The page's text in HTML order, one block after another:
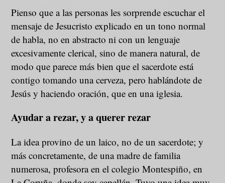
Pienso que a las personas les sorprende escuchar el
mensaje de Jesucristo explicado en un tono normal
de habla, no en abstracto ni con un lenguaje
excesivamente clerical, sino de manera natural, de
modo que parece más bien que el sacerdote está
contigo tomando una cerveza, pero hablándote de
Jesús y haciendo oración, que en una iglesia.
Ayudar a rezar, y a querer rezar
La idea provino de un laico, no de un sacerdote; y
más concretamente, de una madre de familia
numerosa, profesora en el colegio Montespiño, en